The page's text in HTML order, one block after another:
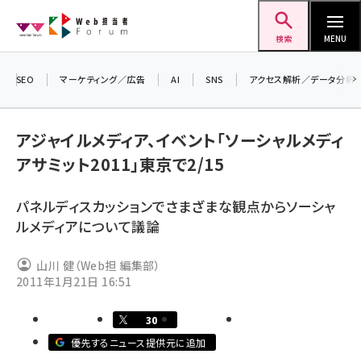
ン
検索 MENU
ai (2814)
note (2317)
z世代 (1623)
SEO マーケティング／広告 AI SNS アクセス解析／データ分析
アジャイルメディア、イベント「ソーシャルメディ
アサミット2011」東京で2/15
パネルディスカッションでさまざまな観点からソーシャ
ルメディアについて議論
山川 健（Web担 編集部）
2011年1月21日 16:51
30
優先するニュース提供元に追加